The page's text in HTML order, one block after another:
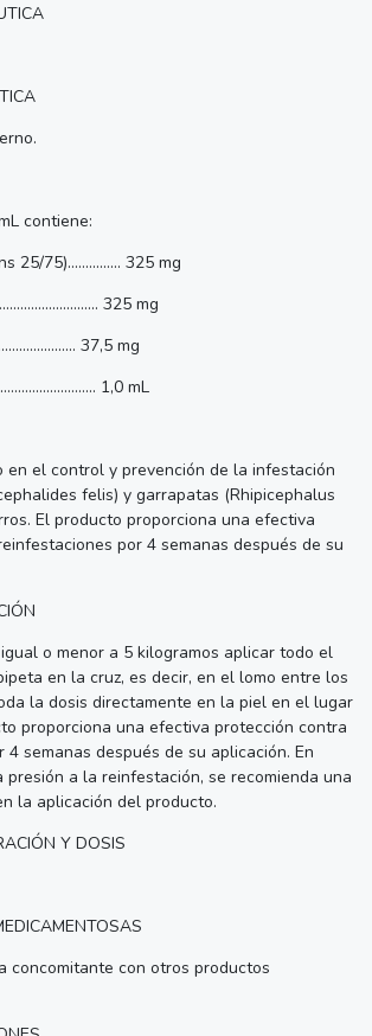
contiene:
25/75)............... 325 mg
325 mg
37,5 mg
1,0 mL
en el control y prevención de la infestación
felis) y garrapatas (Rhipicephalus
El producto proporciona una efectiva
por 4 semanas después de su
o menor a 5 kilogramos aplicar todo el
en la cruz, es decir, en el lomo entre los
la dosis directamente en la piel en el lugar
proporciona una efectiva protección contra
semanas después de su aplicación. En
presión a la reinfestación, se recomienda una
la aplicación del producto.
Y DOSIS
concomitante con otros productos